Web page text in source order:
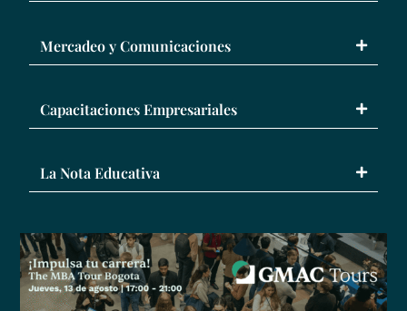
Mercadeo y Comunicaciones
Capacitaciones Empresariales
La Nota Educativa